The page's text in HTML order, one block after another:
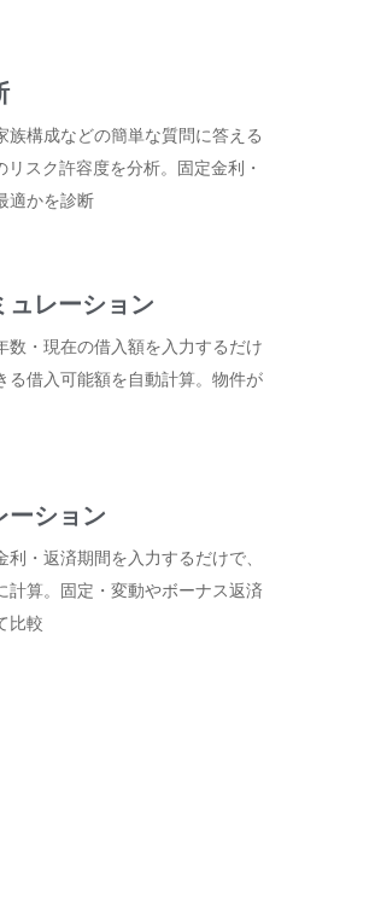
族構成などの簡単な質問に答える
スク許容度を分析。固定金利・
適かを診断
ュレーション
数・現在の借入額を入力するだけ
る借入可能額を自動計算。物件が
ーション
・返済期間を入力するだけで、
計算。固定・変動やボーナス返済
比較